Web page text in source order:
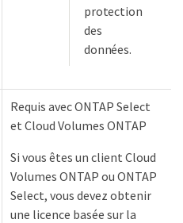
protection
des
données.
Requis avec ONTAP Select
et Cloud Volumes ONTAP
Si vous êtes un client Cloud
Volumes ONTAP ou ONTAP
Select, vous devez obtenir
une licence basée sur la